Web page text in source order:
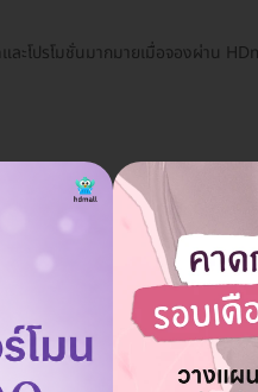
ะโปรโมชั่นมากมายเมื่อจองผ่าน
ดูแลคุณทุกวันทางไลน์
คุยกับแอดมิน ฟรี!